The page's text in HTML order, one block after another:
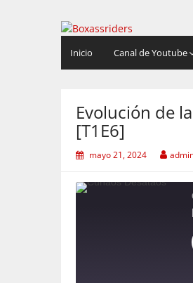
Boxassriders
Viajes, rutas y eventos
Inicio Canal de Youtube
Evolución de
[T1E6]
mayo 21, 2024